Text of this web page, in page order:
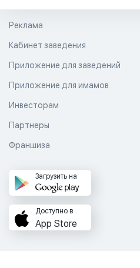
Реклама
Кабинет заведения
Приложение для заведений
Приложение для имамов
Инвесторам
Партнеры
Франшиза
Загрузить на
Доступно в
App Store